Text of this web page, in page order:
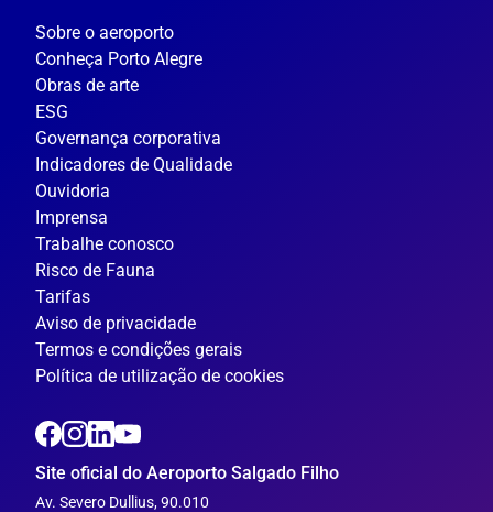
Sobre o aeroporto
Conheça Porto Alegre
Obras de arte
ESG
Governança corporativa
Indicadores de Qualidade
Ouvidoria
Imprensa
Trabalhe conosco
Risco de Fauna
Tarifas
Aviso de privacidade
Termos e condições gerais
Política de utilização de cookies
Site oficial do Aeroporto Salgado Filho
Av. Severo Dullius, 90.010